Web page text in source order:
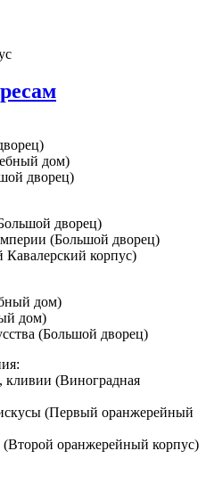
дом)
дворец)
дворец)
(Большой дворец)
корпус)
дом)
дом)
(Большой дворец)
(Виноградная
(Первый оранжерейный
оранжерейный корпус)